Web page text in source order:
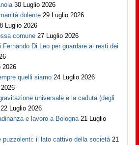
30 Luglio 2026
dolente 29 Luglio 2026
Luglio 2026
comune 27 Luglio 2026
Fernando Di Leo per guardare ai resti dei
2026
quelli siamo 24 Luglio 2026
universale e la caduta (degli
22 Luglio 2026
e lavoro a Bologna 21 Luglio
puzzolenti: il lato cattivo della società 21